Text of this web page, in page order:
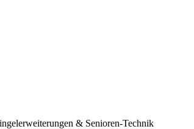
& Senioren-Technik